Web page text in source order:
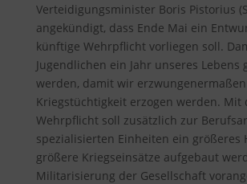
Verteidigungsminister Boris Pistorius
angekündigt, dass Ende Mai ein
künftige Wehrpflicht vorliegen soll.
Jugendlichen ein Jahr unseres Lebens
werden, damit wir
Kriegstüchtigkeit erzogen werden. Mit
Wehrpflicht soll zusätzlich zur
spezialisierten Einheiten ein größeres
größere Kriegseinsätze aufgebaut
Militarisierung der Gesellschaft